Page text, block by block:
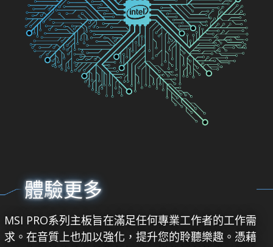
體驗更多
MSI PRO系列主板旨在滿足任何專業工作者的工作需
求。在音質上也加以強化，提升您的聆聽樂趣。憑藉